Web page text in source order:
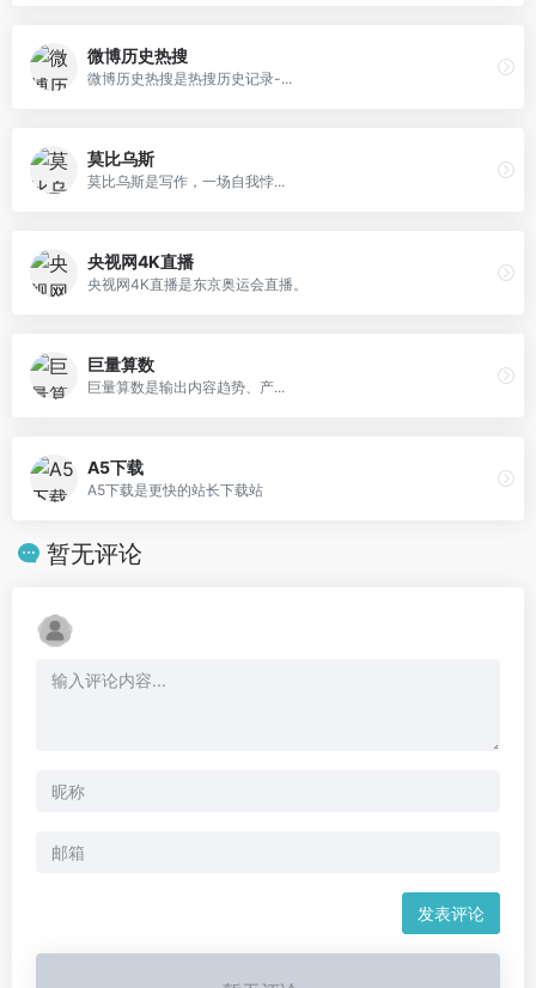
微博历史热搜
微博历史热搜是热搜历史记录-...
莫比乌斯
莫比乌斯是写作，一场自我悖...
央视网4K直播
央视网4K直播是东京奥运会直播。
巨量算数
巨量算数是输出内容趋势、产...
A5下载
A5下载是更快的站长下载站
暂无评论
发表评论